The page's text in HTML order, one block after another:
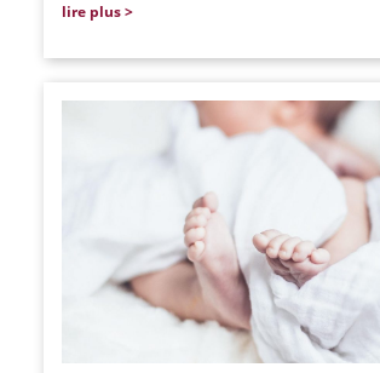
lire plus